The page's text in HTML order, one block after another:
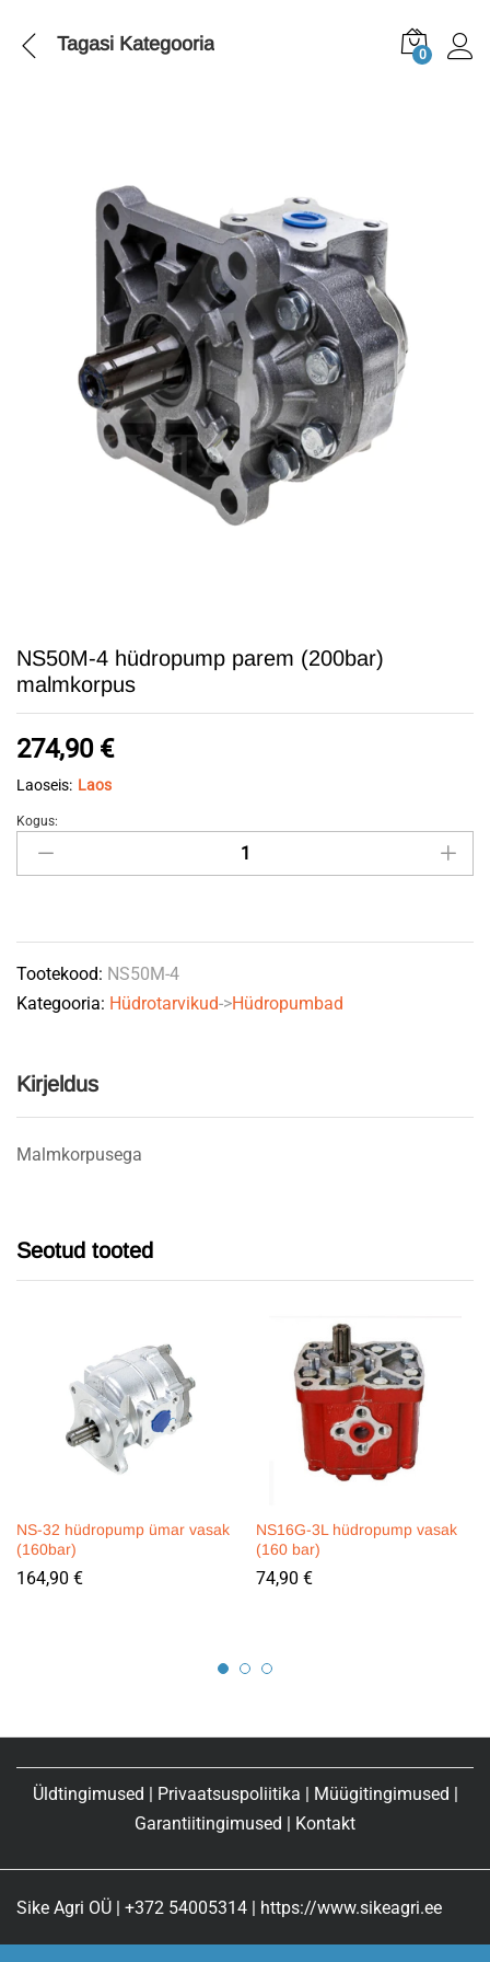
Tagasi Kategooria 0
NS50M-4 hüdropump parem (200bar)
malmkorpus
274,90 €
Laoseis: Laos
NS50M-
(200bar)
malmkorpus
quantity
Kogus:
Tootekood: NS50M-4
Kategooria: Hüdrotarvikud->Hüdropumbad
Kirjeldus
Malmkorpusega
Seotud tooted
NS-32 hüdropump ümar vasak
(160bar)
164,90 €
NS16G-3L hüdropump vasak
(160 bar)
74,90 €
Üldtingimused Privaatsuspoliitika Müügitingimused
Garantiitingimused
Kontakt
Sike Agri OÜ | +372 54005314 | https://www.sikeagri.ee